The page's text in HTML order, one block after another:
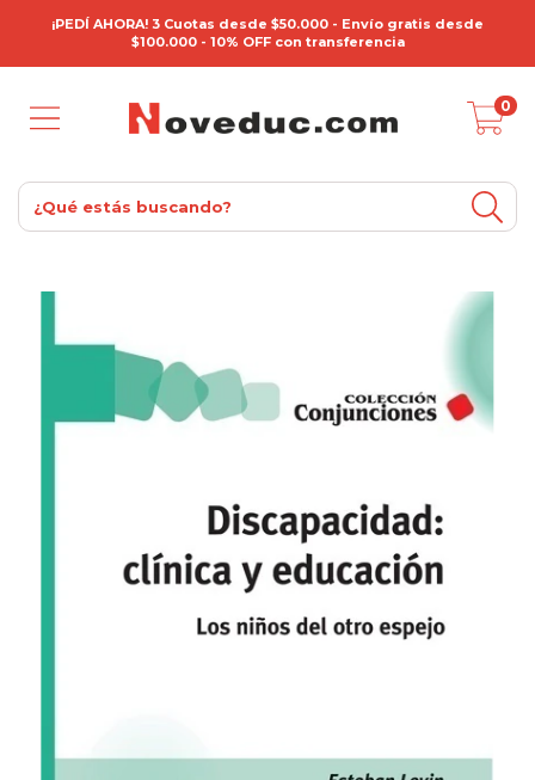
¡PEDÍ AHORA! 3 Cuotas desde $50.000 - Envío gratis desde
$100.000 - 10% OFF con transferencia
0